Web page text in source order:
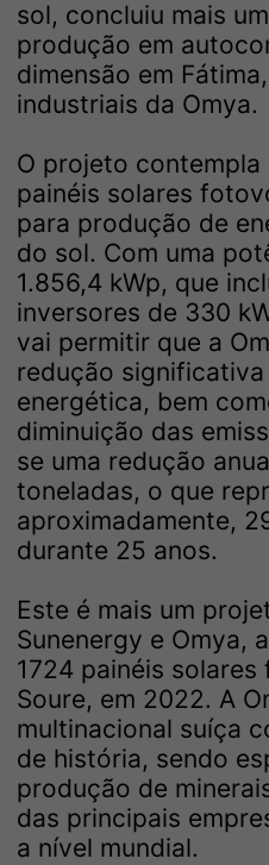
sol, concluiu mais
produção em
dimensão em
industriais da Omya.
O projeto
painéis solares
para produção de
do sol. Com uma
1.856,4 kWp, que
inversores de 330
vai permitir que a
redução
energética, bem
diminuição das
se uma redução
toneladas, o que
aproximadamente,
durante 25 anos.
Este é mais um
Sunenergy e Omya,
1724 painéis
Soure, em 2022. A
multinacional suíça
de história, sendo
produção de
das principais
a nível mundial.